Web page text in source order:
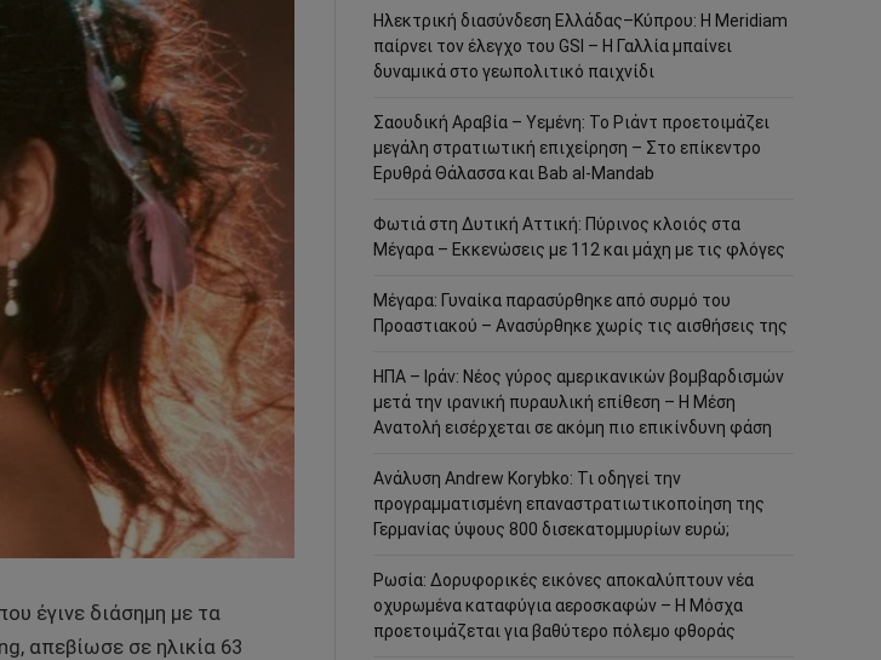
έγινε διάσημη με τα
απεβίωσε σε ηλικία 63
Ηλεκτρική διασύνδεση Ελλάδας–Κύπρου: Η Meridiam
παίρνει τον έλεγχο του GSI – Η Γαλλία μπαίνει
δυναμικά στο γεωπολιτικό παιχνίδι
Σαουδική Αραβία – Υεμένη: Το Ριάντ προετοιμάζει
μεγάλη στρατιωτική επιχείρηση – Στο επίκεντρο
Ερυθρά Θάλασσα και Bab al-Mandab
Φωτιά στη Δυτική Αττική: Πύρινος κλοιός στα
Μέγαρα – Εκκενώσεις με 112 και μάχη με τις φλόγες
Μέγαρα: Γυναίκα παρασύρθηκε από συρμό του
Προαστιακού – Ανασύρθηκε χωρίς τις αισθήσεις της
ΗΠΑ – Ιράν: Νέος γύρος αμερικανικών βομβαρδισμών
μετά την ιρανική πυραυλική επίθεση – Η Μέση
Ανατολή εισέρχεται σε ακόμη πιο επικίνδυνη φάση
Ανάλυση Andrew Korybko: Τι οδηγεί την
προγραμματισμένη επαναστρατιωτικοποίηση της
Γερμανίας ύψους 800 δισεκατομμυρίων ευρώ;
Ρωσία: Δορυφορικές εικόνες αποκαλύπτουν νέα
οχυρωμένα καταφύγια αεροσκαφών – Η Μόσχα
προετοιμάζεται για βαθύτερο πόλεμο φθοράς